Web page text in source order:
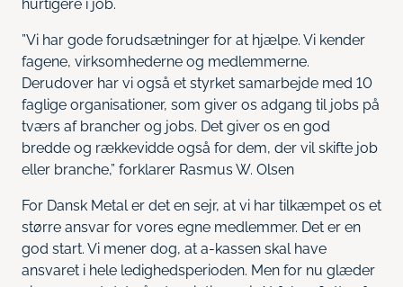
hurtigere i job.
”Vi har gode forudsætninger for at hjælpe. Vi kender
fagene, virksomhederne og medlemmerne.
Derudover har vi også et styrket samarbejde med 10
faglige organisationer, som giver os adgang til jobs på
tværs af brancher og jobs. Det giver os en god
bredde og rækkevidde også for dem, der vil skifte job
eller branche,” forklarer Rasmus W. Olsen
For Dansk Metal er det en sejr, at vi har tilkæmpet os et
større ansvar for vores egne medlemmer. Det er en
god start. Vi mener dog, at a-kassen skal have
ansvaret i hele ledighedsperioden. Men for nu glæder